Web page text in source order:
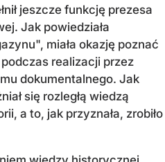
jeszcze funkcję prezesa
Jak powiedziała
miała okazję poznać
realizacji przez
dokumentalnego. Jak
się rozległą wiedzą
a to, jak przyznała, zrobiło